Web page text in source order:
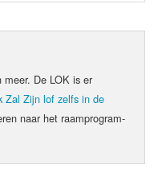
meer. De LOK is er
Zal Zijn lof zelfs in de
naar het raam­pro­gram­